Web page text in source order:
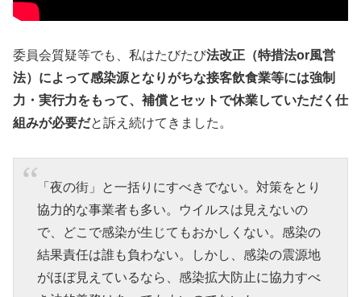
委員会質疑等でも、私はたびたび法改正（特措法or風営
法）によって感染源となりがちな接客飲食業等には強制
力・実行力をもって、補償とセットで休業していただく仕
組みが必要だと訴え続けてきました。
「夜の街」と一括りにすべきでない。対策をとり
協力的な事業者も多い。ウイルスは見えないの
で、どこで感染が生じてもおかしくない。感染の
結果責任は誰も負わない。しかし、感染の震源地
がほぼ見えているなら、感染拡大防止に協力すべ